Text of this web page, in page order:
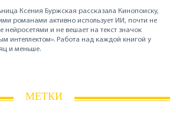
Ксения Буржская рассказала Кинопоиску,
романами активно использует ИИ, почти не
нейросетями и не вешает на текст значок
интеллектом». Работа над каждой книгой у
и меньше.
МЕТКИ